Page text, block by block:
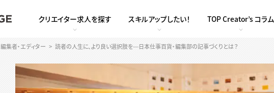
クリエイター求人を探す スキルアップしたい！ TOP Creator’s コラム
編集者・エディター 読者の人生に、より良い選択肢を―日本仕事百貨・編集部の記事づくりとは？